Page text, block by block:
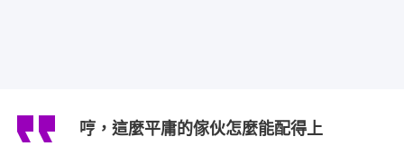
哼，這麼平庸的傢伙怎麼能配得上